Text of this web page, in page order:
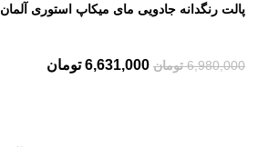
پالت رنگدانه جادویی مای میکاپ استوری آلمان
6,980,000 تومان 6,631,000 تومان